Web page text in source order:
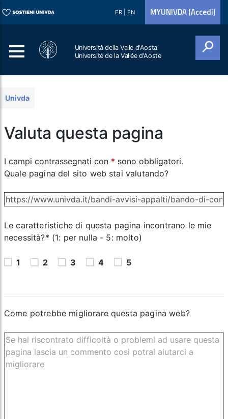
FR EN MYUNIVDA (Accedi)
Università della Valle d'Aosta
Université de la Vallée d'Aoste
Univda
Valuta questa pagina
I campi contrassegnati con * sono obbligatori.
Quale pagina del sito web stai valutando?
Le caratteristiche di questa pagina incontrano le mie
necessità?* (1: per nulla - 5: molto)
1 2 3 4 5
Come potrebbe migliorare questa pagina web?